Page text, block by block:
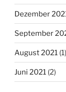
Dezember
September
August 2021 (1)
Juni 2021 (2)